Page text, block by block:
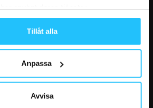
Tillåt alla
Anpassa
Avvisa
Nike satsar på hybridträning när Hyrox formar
stora kategori
kommer aldrig kunna ersätta en frukost
efter träningspasset